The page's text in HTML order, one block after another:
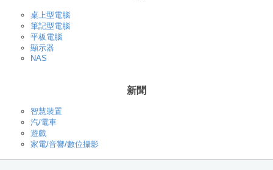
桌上型電腦
筆記型電腦
平板電腦
顯示器
NAS
新聞
智慧裝置
汽/電車
遊戲
家電/音響/數位攝影